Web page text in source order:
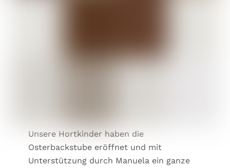
Unsere Hortkinder haben die
Osterbackstube eröffnet und mit
Unterstützung durch Manuela ein ganze